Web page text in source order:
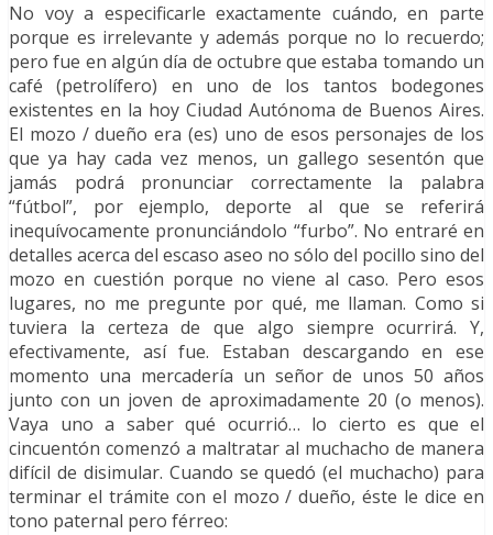
No voy a especificarle exactamente cuándo, en parte
porque es irrelevante y además porque no lo recuerdo;
pero fue en algún día de octubre que estaba tomando un
café (petrolífero) en uno de los tantos bodegones
existentes en la hoy Ciudad Autónoma de Buenos Aires.
El mozo / dueño era (es) uno de esos personajes de los
que ya hay cada vez menos, un gallego sesentón que
jamás podrá pronunciar correctamente la palabra
“fútbol”, por ejemplo, deporte al que se referirá
inequívocamente pronunciándolo “furbo”. No entraré en
detalles acerca del escaso aseo no sólo del pocillo sino del
mozo en cuestión porque no viene al caso. Pero esos
lugares, no me pregunte por qué, me llaman. Como si
tuviera la certeza de que algo siempre ocurrirá. Y,
efectivamente, así fue. Estaban descargando en ese
momento una mercadería un señor de unos 50 años
junto con un joven de aproximadamente 20 (o menos).
Vaya uno a saber qué ocurrió… lo cierto es que el
cincuentón comenzó a maltratar al muchacho de manera
difícil de disimular. Cuando se quedó (el muchacho) para
terminar el trámite con el mozo / dueño, éste le dice en
tono paternal pero férreo: